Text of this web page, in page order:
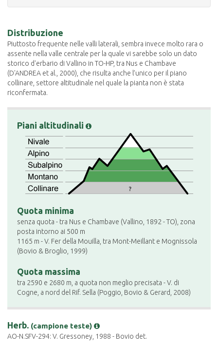
Distribuzione
Piuttosto frequente nelle valli laterali, sembra invece molto rara o
assente nella valle centrale per la quale vi sarebbe solo un dato
storico d'erbario di Vallino in TO-HP, tra Nus e Chambave
(D'ANDREA et al., 2000), che risulta anche l’unico per il piano
collinare, settore altitudinale nel quale la pianta non è stata
riconfermata.
Piani altitudinali
?
Quota minima
senza quota - tra Nus e Chambave (Vallino, 1892 - TO), zona
posta intorno ai 500 m
1165 m - V. Fer della Mouilla, tra Mont-Meillant e Mognissola
(Bovio & Broglio, 1999)
Quota massima
tra 2590 e 2680 m, a quota non meglio precisata - V. di
Cogne, a nord del Rif. Sella (Poggio, Bovio & Gerard, 2008)
Herb. (campione teste)
AO-N.SFV-294: V. Gressoney, 1988 - Bovio det.